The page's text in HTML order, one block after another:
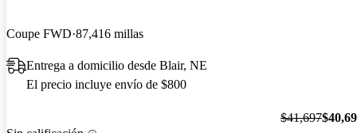
Coupe FWD 87,416 millas
Entrega a domicilio desde Blair, NE
El precio incluye envío de $800
$41,697